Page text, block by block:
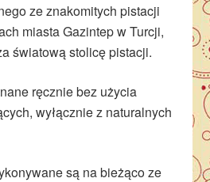
ze znakomitych pistacji
miasta Gazintep w Turcji,
światową stolicę pistacji.
ręcznie bez użycia
wyłącznie z naturalnych
są na bieżąco ze